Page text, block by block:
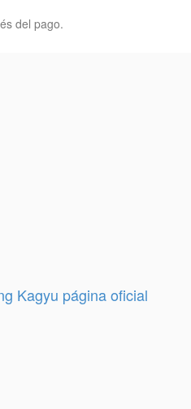
del pago.
Kagyu página oficial